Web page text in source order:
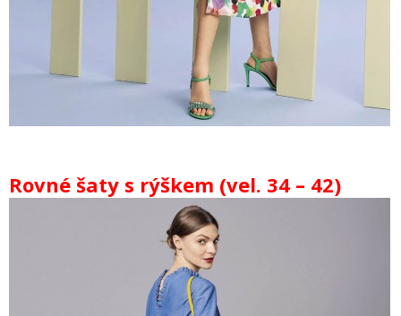
Rovné šaty s rýškem (vel. 34 – 42)